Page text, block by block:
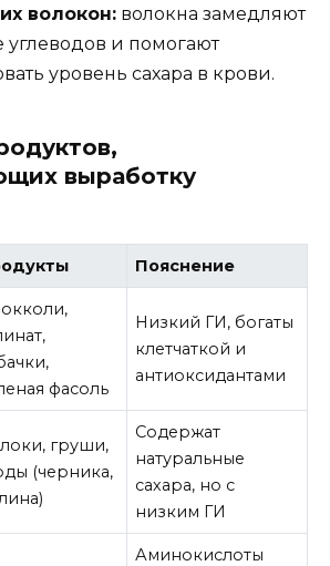
волокон: волокна замедляют
углеводов и помогают
уровень сахара в крови.
выработку
Пояснение
фасоль
Низкий ГИ, богаты
клетчаткой и
антиоксидантами
груши,
(черника,
Содержат
натуральные
сахара, но с
низким ГИ
Аминокислоты